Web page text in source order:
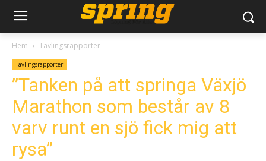
Hem Tävlingsrapporter
Tävlingsrapporter
”Tanken på att springa Växjö
Marathon som består av 8
varv runt en sjö fick mig att
rysa”